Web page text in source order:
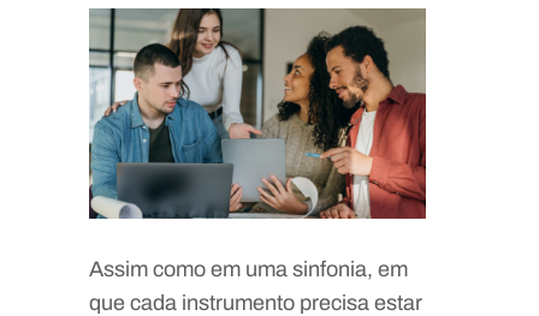
Assim como em uma sinfonia, em
que cada instrumento precisa estar